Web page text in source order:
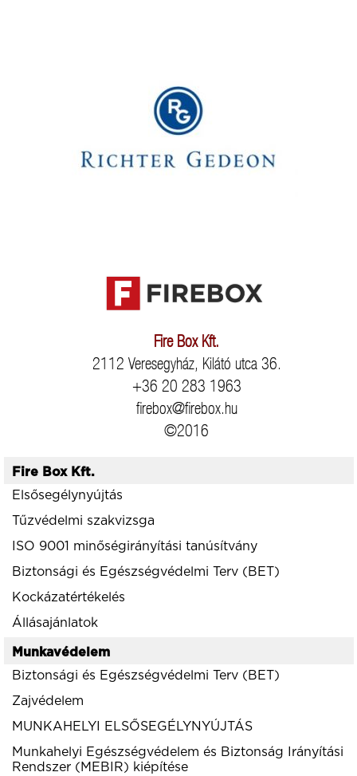
Fire Box Kft.
2112 Veresegyház, Kilátó utca 36.
+36 20 283 1963
firebox@firebox.hu
©2016
Fire Box Kft.
Elsősegélynyújtás
Tűzvédelmi szakvizsga
ISO 9001 minőségirányítási tanúsítvány
Biztonsági és Egészségvédelmi Terv (BET)
Kockázatértékelés
Állásajánlatok
Munkavédelem
Biztonsági és Egészségvédelmi Terv (BET)
Zajvédelem
MUNKAHELYI ELSŐSEGÉLYNYÚJTÁS
Munkahelyi Egészségvédelem és Biztonság Irányítási
Rendszer (MEBIR) kiépítése